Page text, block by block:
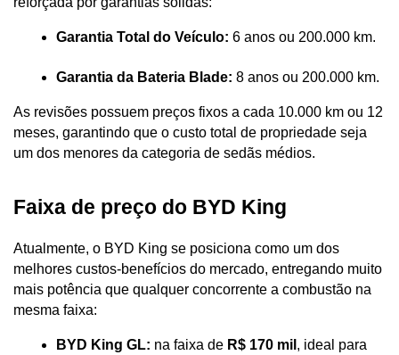
Garantia Total do Veículo: 6 anos ou 200.000 km.
Garantia da Bateria Blade: 8 anos ou 200.000 km.
As revisões possuem preços fixos a cada 10.000 km ou 12
meses, garantindo que o custo total de propriedade seja
um dos menores da categoria de sedãs médios.
Faixa de preço do BYD King
Atualmente, o BYD King se posiciona como um dos
melhores custos-benefícios do mercado, entregando muito
mais potência que qualquer concorrente a combustão na
mesma faixa:
BYD King GL: na faixa de R$ 170 mil , ideal para